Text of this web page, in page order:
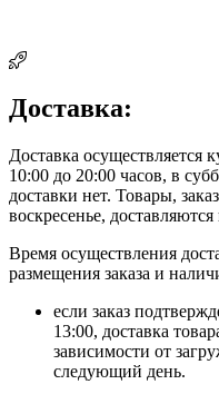
Доставка:
Доставка осуществляется
10:00 до 20:00 часов, в
доставки нет. Товары,
воскресенье,
Время осуществления
размещения заказа и
если заказ
13:00, доставка
зависимости от
следующий день.